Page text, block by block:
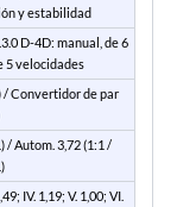
y estabilidad
D-4D: manual, de 6
5 velocidades
/ Convertidor de par
/ Autom. 3,72 (1:1 /
IV. 1,19; V. 1,00; VI.